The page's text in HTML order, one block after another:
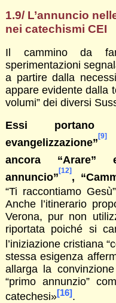
1.9/ L’annuncio
nei catechismi CEI
Il cammino da
sperimentazioni
a partire dalla
appare evidente dalla
volumi” dei diversi
Essi portano
evangelizzazione”
[9]
ancora “Arare”
annuncio”
[12]
,
“Ti raccontiamo
Anche l’itinerario
Verona, pur non
riportata poiché si
l’iniziazione cristiana
stessa esigenza
allarga la
“primo annunzio”
catechesi»[16].